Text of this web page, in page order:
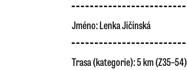
Jméno:Lenka Jičínská
Trasa (kategorie):5 km (Z35–54)